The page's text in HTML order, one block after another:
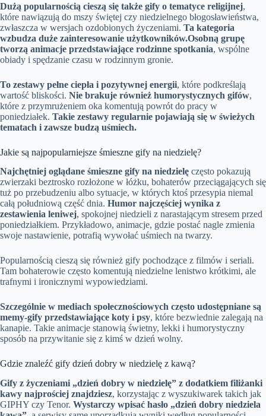
Dużą popularnością cieszą się także gify o tematyce religijnej,
które nawiązują do mszy świętej czy niedzielnego błogosławieństwa,
zwłaszcza w wersjach ozdobionych życzeniami. Ta kategoria
wzbudza duże zainteresowanie użytkowników.Osobną grupę
tworzą animacje przedstawiające rodzinne spotkania, wspólne
obiady i spędzanie czasu w rodzinnym gronie.
To zestawy pełne ciepła i pozytywnej energii, które podkreślają
wartość bliskości. Nie brakuje również humorystycznych gifów,
które z przymrużeniem oka komentują powrót do pracy w
poniedziałek. Takie zestawy regularnie pojawiają się w świeżych
tematach i zawsze budzą uśmiech.
Jakie są najpopularniejsze śmieszne gify na niedzielę?
Najchętniej oglądane śmieszne gify na niedzielę często pokazują
zwierzaki beztrosko rozłożone w łóżku, bohaterów przeciągających się
tuż po przebudzeniu albo sytuacje, w których ktoś przesypia niemal
całą południową część dnia. Humor najczęściej wynika z
zestawienia leniwej, spokojnej niedzieli z narastającym stresem przed
poniedziałkiem. Przykładowo, animacje, gdzie postać nagle zmienia
swoje nastawienie, potrafią wywołać uśmiech na twarzy.
Popularnością cieszą się również gify pochodzące z filmów i seriali.
Tam bohaterowie często komentują niedzielne lenistwo krótkimi, ale
trafnymi i ironicznymi wypowiedziami.
Szczególnie w mediach społecznościowych często udostępniane są
memy-gify przedstawiające koty i psy, które bezwiednie zalegają na
kanapie. Takie animacje stanowią świetny, lekki i humorystyczny
sposób na przywitanie się z kimś w dzień wolny.
Gdzie znaleźć gify dzień dobry w niedzielę z kawą?
Gify z życzeniami „dzień dobry w niedzielę” z dodatkiem filiżanki
kawy najprościej znajdziesz, korzystając z wyszukiwarek takich jak
GIPHY czy Tenor. Wystarczy wpisać hasło „dzień dobry niedziela